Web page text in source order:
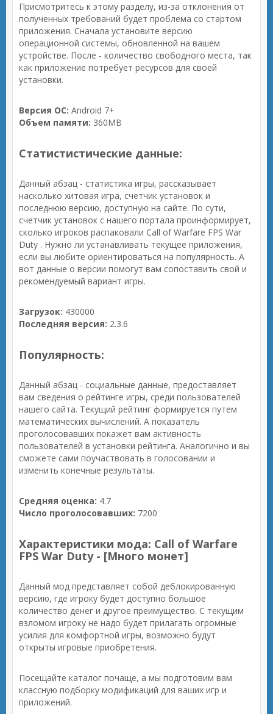
Присмотритесь к этому разделу, из-за отклонения от
полученных требований будет проблема со стартом
приложения. Сначала установите версию
операционной системы, обновленной на вашем
устройстве. После - количество свободного места, так
как приложение потребует ресурсов для своей
установки.
Версия ОС: Android 7+
Объем памяти: 360MB
Статистистические данные:
Данный абзац - статистика игры, рассказывает
насколько хитовая игра, счетчик установок и
последнюю версию, доступную на сайте. По сути,
счетчик установок с нашего портала проинформирует,
сколько игроков распаковали Call of Warfare FPS War
Duty . Нужно ли устанавливать текущее приложения,
если вы любите ориентироваться на популярность. А
вот данные о версии помогут вам сопоставить свой и
рекомендуемый вариант игры.
Загрузок: 430000
Последняя версия: 2.3.6
Популярность:
Данный абзац - социальные данные, предоставляет
вам сведения о рейтинге игры, среди пользователей
нашего сайта. Текущий рейтинг формируется путем
математических вычислений. А показатель
проголосовавших покажет вам активность
пользователей в установки рейтинга. Аналогично и вы
сможете сами поучаствовать в голосовании и
изменить конечные результаты.
Средняя оценка: 4.7
Число проголосовавших: 7200
Характеристики мода: Call of Warfare
FPS War Duty - [Много монет]
Данный мод представляет собой деблокированную
версию, где игроку будет доступно большое
количество денег и другое преимущество. С текущим
взломом игроку не надо будет прилагать огромные
усилия для комфортной игры, возможно будут
открыты игровые приобретения.
Посещайте каталог почаще, а мы подготовим вам
классную подборку модификаций для ваших игр и
приложений.